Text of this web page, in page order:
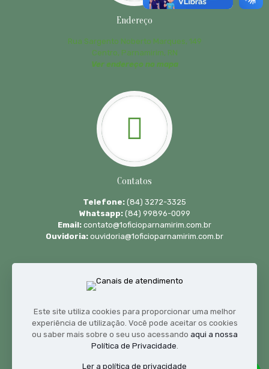
Endereço
Rua Sargento Noberto Marques, 149
Centro, Parnamirim, RN
Ver endereço no mapa
Contatos
Telefone: (84) 3272-3325
Whatsapp:(84) 99896-0099
Email: contato@1oficioparnamirim.com.br
Ouvidoria: ouvidoria@1oficioparnamirim.com.br
Este site utiliza cookies para proporcionar uma melhor
experiência de utilização. Você pode aceitar os cookies
ou saber mais sobre o seu uso acessando aqui a nossa
Política de Privacidade.
Ler a política de privacidade